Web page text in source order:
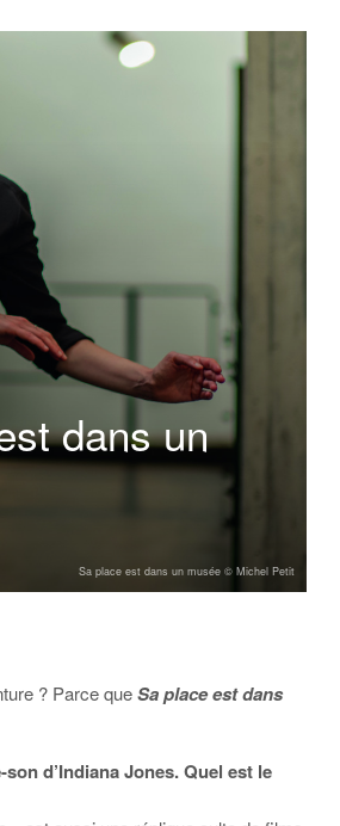
dans un
Sa place est dans un musée © Michel Petit
? Parce queSa place est dans
d’Indiana Jones. Quel est le